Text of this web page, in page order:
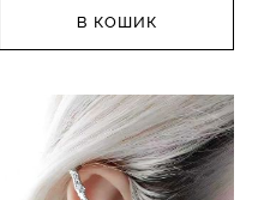
В КОШИК